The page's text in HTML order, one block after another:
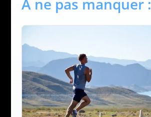
À ne pas manquer :